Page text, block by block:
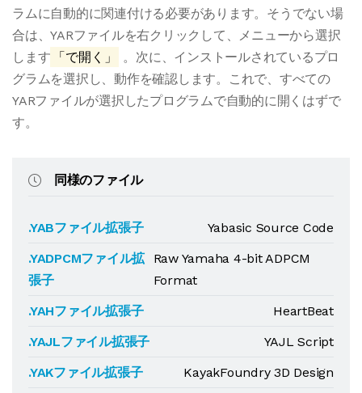
ラムに自動的に関連付ける必要があります。そうでない場
合は、YARファイルを右クリックして、メニューから選択
します
「で開く」
。次に、インストールされているプロ
グラムを選択し、動作を確認します。これで、すべての
YARファイルが選択したプログラムで自動的に開くはずで
す。
同様のファイル
.YABファイル拡張子
Yabasic Source Code
.YADPCMファイル拡
張子
Raw Yamaha 4-bit ADPCM
Format
.YAHファイル拡張子
HeartBeat
.YAJLファイル拡張子
YAJL Script
.YAKファイル拡張子
KayakFoundry 3D Design